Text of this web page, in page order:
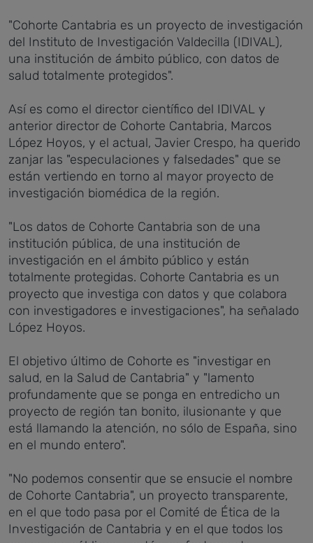
"Cohorte Cantabria es un proyecto de investigación
del Instituto de Investigación Valdecilla (IDIVAL),
una institución de ámbito público, con datos de
salud totalmente protegidos".
Así es como el director científico del IDIVAL y
anterior director de Cohorte Cantabria, Marcos
López Hoyos, y el actual, Javier Crespo, ha querido
zanjar las "especulaciones y falsedades" que se
están vertiendo en torno al mayor proyecto de
investigación biomédica de la región.
"Los datos de Cohorte Cantabria son de una
institución pública, de una institución de
investigación en el ámbito público y están
totalmente protegidas. Cohorte Cantabria es un
proyecto que investiga con datos y que colabora
con investigadores e investigaciones", ha señalado
López Hoyos.
El objetivo último de Cohorte es "investigar en
salud, en la Salud de Cantabria" y "lamento
profundamente que se ponga en entredicho un
proyecto de región tan bonito, ilusionante y que
está llamando la atención, no sólo de España, sino
en el mundo entero".
"No podemos consentir que se ensucie el nombre
de Cohorte Cantabria", un proyecto transparente,
en el que todo pasa por el Comité de Ética de la
Investigación de Cantabria y en el que todos los